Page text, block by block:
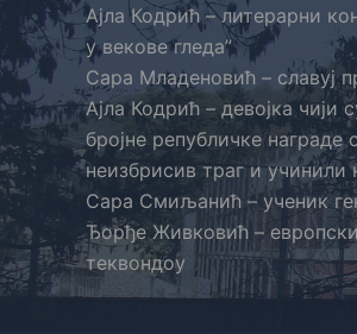
Ајла Кодрић – литерарни
у векове гледа”
Сара Младеновић – славуј
Ајла Кодрић – девојка чији
бројне републичке награде
неизбрисив траг и учинили
Сара Смиљанић – ученик
Ђорђе Живковић –
теквондоу